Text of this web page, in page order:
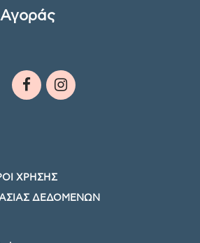
Αγοράς
ΧΡΗΣΗΣ
ΔΕΔΟΜΕΝΩΝ